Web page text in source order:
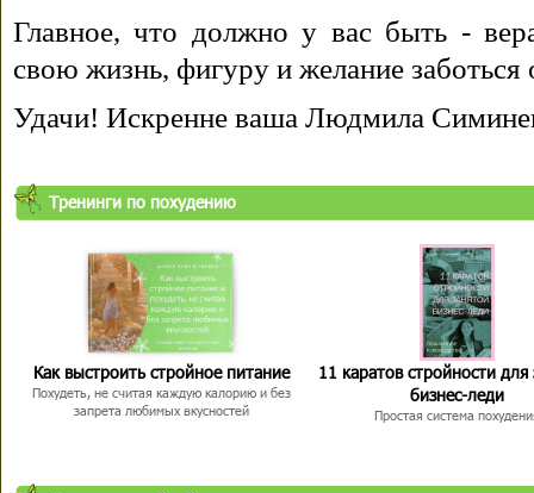
Главное, что должно у вас быть -
свою жизнь, фигуру и желание заботься
Удачи! Искренне ваша Людмила
Тренинги по похудению
Как выстроить стройное питание
Похудеть, не считая каждую калорию и без
запрета любимых вкусностей
11 каратов стройности для
бизнес-леди
Простая система